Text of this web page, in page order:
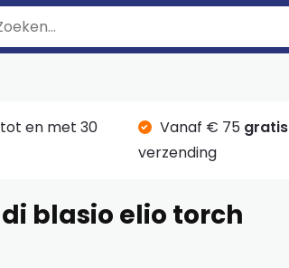
en met 30
Vanaf € 75 gratis
verzending
blasio elio torch